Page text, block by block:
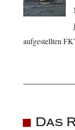
aufgestellten
Das